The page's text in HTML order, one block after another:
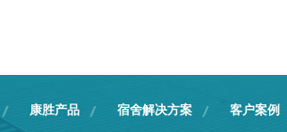
康胜产品 宿舍解决方案 客户案例